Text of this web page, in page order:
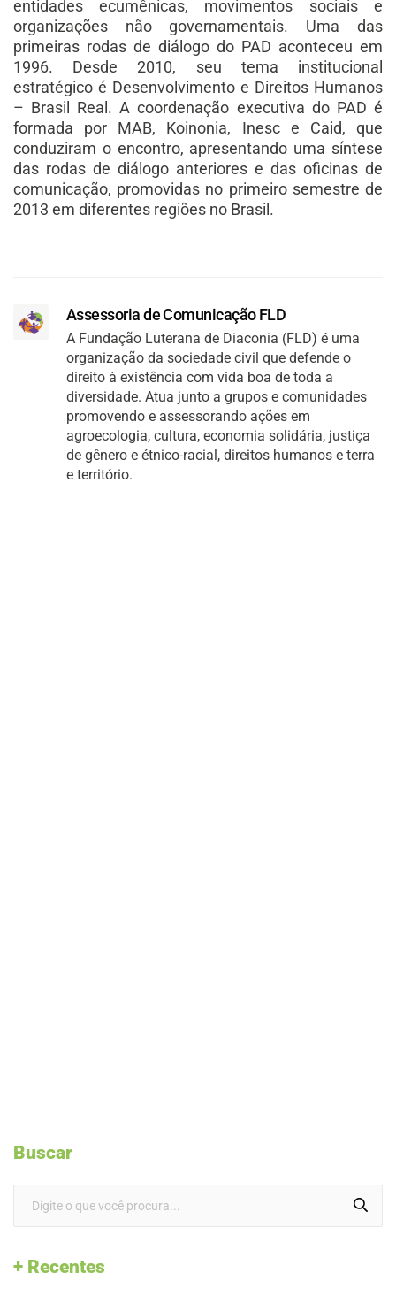
entidades ecumênicas, movimentos sociais e
organizações não governamentais. Uma das
primeiras rodas de diálogo do PAD aconteceu em
1996. Desde 2010, seu tema institucional
estratégico é Desenvolvimento e Direitos Humanos
– Brasil Real. A coordenação executiva do PAD é
formada por MAB, Koinonia, Inesc e Caid, que
conduziram o encontro, apresentando uma síntese
das rodas de diálogo anteriores e das oficinas de
comunicação, promovidas no primeiro semestre de
2013 em diferentes regiões no Brasil.
Assessoria de Comunicação FLD
A Fundação Luterana de Diaconia (FLD) é uma
organização da sociedade civil que defende o
direito à existência com vida boa de toda a
diversidade. Atua junto a grupos e comunidades
promovendo e assessorando ações em
agroecologia, cultura, economia solidária, justiça
de gênero e étnico-racial, direitos humanos e terra
e território.
Buscar
+ Recentes